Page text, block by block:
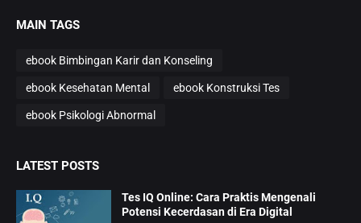
MAIN TAGS
ebook Bimbingan Karir dan Konseling
ebook Kesehatan Mental ebook Konstruksi Tes
ebook Psikologi Abnormal
LATEST POSTS
Tes IQ Online: Cara Praktis Mengenali
Potensi Kecerdasan di Era Digital